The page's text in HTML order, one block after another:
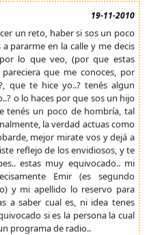
19-11-2010
un reto, haber si sos un poco
pararme en la calle y me decis
lo que veo, (por que estas
que me conoces, por
que te hice yo..? tenés algun
o lo haces por que sos un hijo
tenés un poco de hombría, tal
la verdad actuas como
mejor mirate vos y dejá a
reflejo de los envidiosos, y te
estas muy equivocado.. mi
Emir (es segundo
y mi apellido lo reservo para
a saber cual es, ni idea tenes
si es la persona la cual
programa de radio..